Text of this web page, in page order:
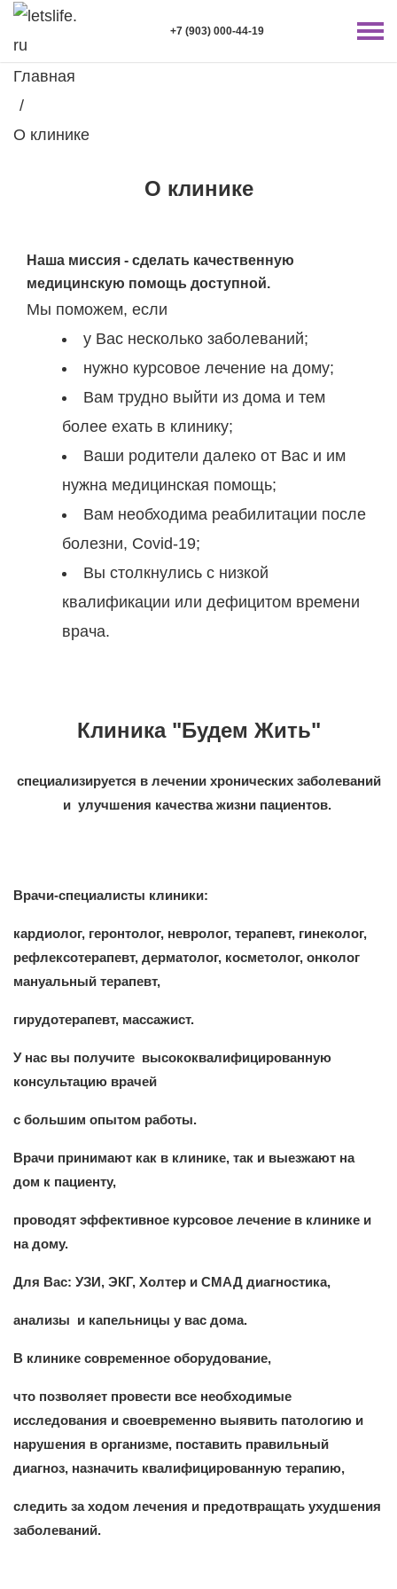
+7 (903) 000-44-19
Главная
/
О клинике
О клинике
Наша миссия - cделать качественную
медицинскую помощь доступной.
Мы поможем, если
у Вас несколько заболеваний;
нужно курсовое лечение на дому;
Вам трудно выйти из дома и тем
более ехать в клинику;
Ваши родители далеко от Вас и им
нужна медицинская помощь;
Вам необходима реабилитации после
болезни, Covid-19;
Вы столкнулись с низкой
квалификации или дефицитом времени
врача.
Клиника "Будем Жить"
специализируется в лечении хронических заболеваний
и улучшения качества жизни пациентов.
Врачи-специалисты клиники:
кардиолог, геронтолог, невролог, терапевт, гинеколог,
рефлексотерапевт, дерматолог, косметолог, онколог
мануальный терапевт,
гирудотерапевт, массажист.
У нас вы получите высококвалифицированную
консультацию врачей
с большим опытом работы.
Врачи принимают как в клинике, так и выезжают на
дом к пациенту,
проводят эффективное курсовое лечение в клинике и
на дому.
Для Вас: УЗИ, ЭКГ, Холтер и СМАД диагностика,
анализы и капельницы у вас дома.
В клинике современное оборудование,
что позволяет провести все необходимые
исследования и своевременно выявить патологию и
нарушения в организме, поставить правильный
диагноз, назначить квалифицированную терапию,
следить за ходом лечения и предотвращать ухудшения
заболеваний.